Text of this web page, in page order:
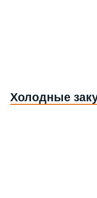
Холодные